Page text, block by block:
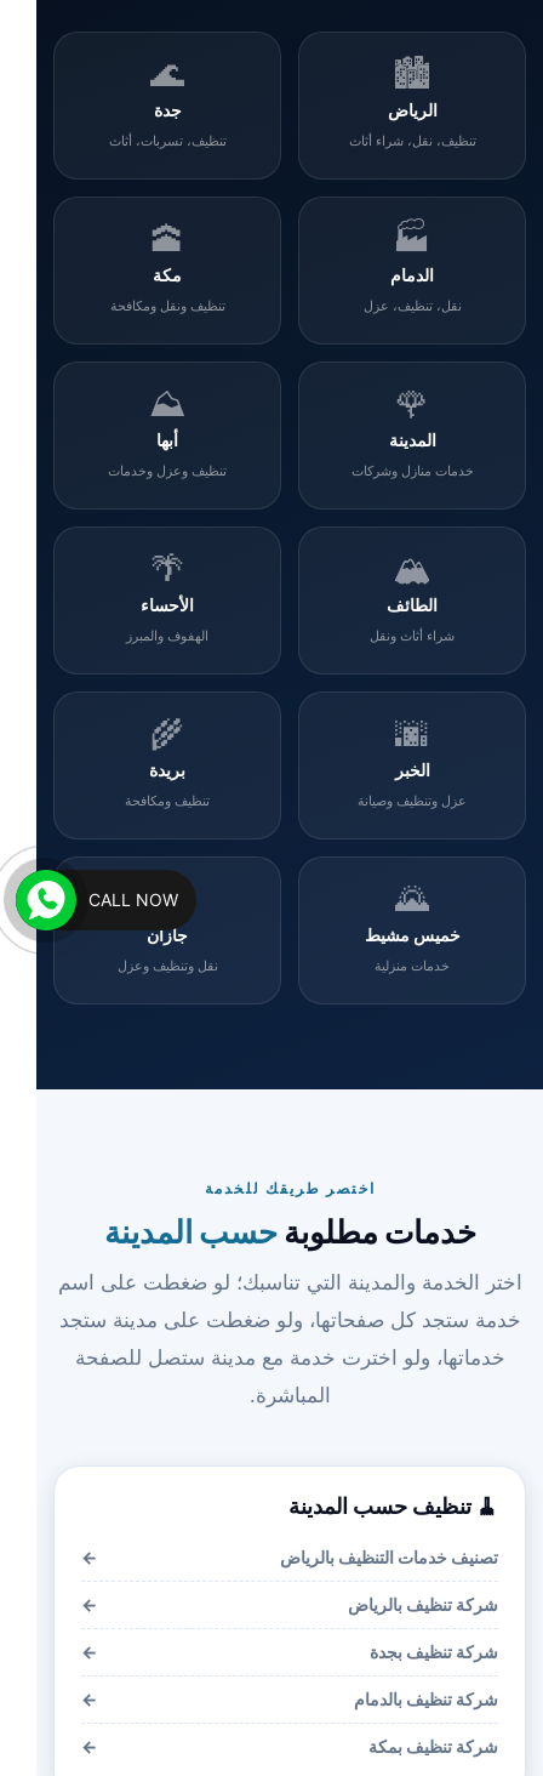
🏙️
الرياض
تنظيف، نقل، شراء أثاث
🌊
جدة
تنظيف، تسربات، أثاث
🏭
الدمام
نقل، تنظيف، عزل
🕋
مكة
تنظيف ونقل ومكافحة
🌹
المدينة
خدمات منازل وشركات
⛰️
أبها
تنظيف وعزل وخدمات
🏔️
الطائف
شراء أثاث ونقل
🌴
الأحساء
الهفوف والمبرز
🌆
الخبر
عزل وتنظيف وصيانة
🌾
بريدة
تنظيف ومكافحة
🌄
خميس مشيط
خدمات منزلية
🌊
جازان
نقل وتنظيف وعزل
اختصر طريقك للخدمة
خدمات مطلوبةحسب المدينة
اختر الخدمة والمدينة التي تناسبك؛ لو ضغطت على اسم
خدمة ستجد كل صفحاتها، ولو ضغطت على مدينة ستجد
خدماتها، ولو اخترت خدمة مع مدينة ستصل للصفحة
المباشرة.
🧹 تنظيف حسب المدينة
تصنيف خدمات التنظيف بالرياض ←
شركة تنظيف بالرياض ←
شركة تنظيف بجدة ←
شركة تنظيف بالدمام ←
شركة تنظيف بمكة ←
CALL NOW